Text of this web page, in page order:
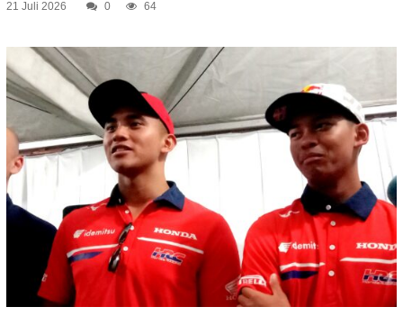
21 Juli 2026 0 64